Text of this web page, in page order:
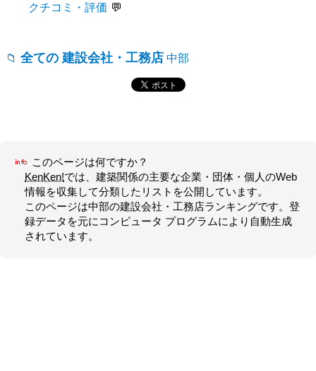
クチコミ・評価
全ての 建設会社・工務店 中部
このページは何ですか？
KenKen!では、建築関係の主要な企業・団体・個人のWeb
情報を収集して分類したリストを公開しています。
このページは中部の建設会社・工務店ランキングです。登
録データを元にコンピュータ プログラムにより自動生成
されています。